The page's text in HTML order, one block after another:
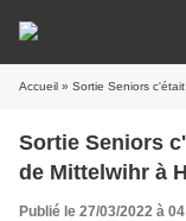
Accueil » Sortie Seniors
Sortie Seniors
de Mittelwihr à
Publié le 27/03/2022 à